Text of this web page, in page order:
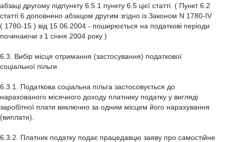
абзаці другому підпункту 6.5.1 пункту 6.5 цієї статті. ( Пункт 6.2
статті 6 доповнено абзацом другим згідно із Законом N 1780-IV
( 1780-15 ) від 15.06.2004 - поширюється на податкові періоди
починаючи з 1 січня 2004 року )
6.3. Вибір місця отримання (застосування) податкової
соціальної пільги
6.3.1. Податкова соціальна пільга застосовується до
нарахованого місячного доходу платнику податку у вигляді
заробітної плати виключно за одним місцем його нарахування
(виплати).
6.3.2. Платник податку подає працедавцю заяву про самостійне